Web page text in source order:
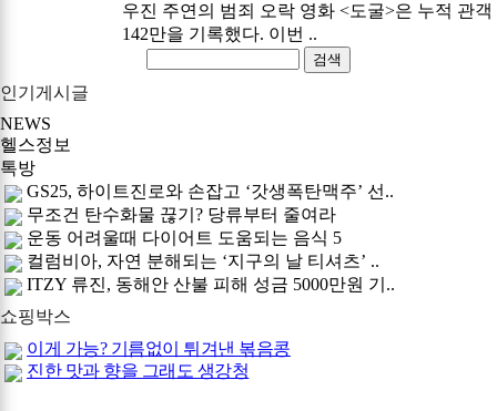
우진 주연의 범죄 오락 영화 <도굴>은 누적 관객
142만을 기록했다. 이번 ..
검색
인기게시글
NEWS
헬스정보
톡방
GS25, 하이트진로와 손잡고 ‘갓생폭탄맥주’ 선..
무조건 탄수화물 끊기? 당류부터 줄여라
운동 어려울때 다이어트 도움되는 음식 5
컬럼비아, 자연 분해되는 ‘지구의 날 티셔츠’ ..
ITZY 류진, 동해안 산불 피해 성금 5000만원 기..
쇼핑박스
이게 가능? 기름없이 튀겨낸 볶음콩
진한 맛과 향을 그래도 생강청